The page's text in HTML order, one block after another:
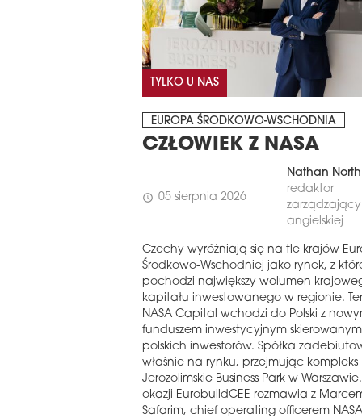
TYLKO U NAS
EUROPA ŚRODKOWO-WSCHODNIA
CZŁOWIEK Z NASA
schedule 05 sierpnia 2026
Nathan North
redaktor
zarządzający
angielskiej
Czechy wyróżniają się na tle krajów
Środkowo-Wschodniej jako rynek, z
pochodzi największy wolumen
kapitału inwestowanego w regionie.
NASA Capital wchodzi do Polski z
funduszem inwestycyjnym
polskich inwestorów. Spółka
właśnie na rynku, przejmując kompleks
Jerozolimskie Business Park w
okazji EurobuildCEE rozmawia z
Safarim, chief operating officerem NASA